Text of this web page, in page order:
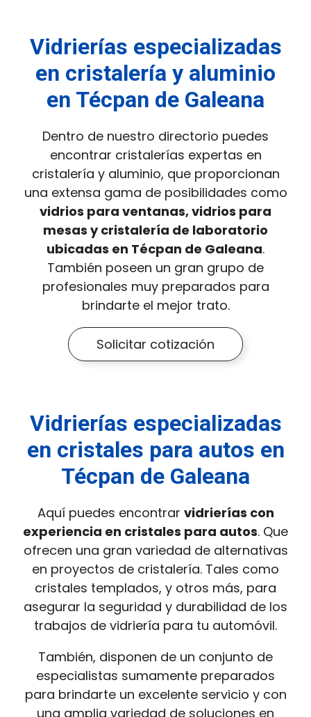
Vidrierías especializadas
en cristalería y aluminio
en Técpan de Galeana
Dentro de nuestro directorio puedes
encontrar cristalerías expertas en
cristalería y aluminio, que proporcionan
una extensa gama de posibilidades como
vidrios para ventanas, vidrios para
mesas y cristalería de laboratorio
ubicadas en Técpan de Galeana.
También poseen un gran grupo de
profesionales muy preparados para
brindarte el mejor trato.
Solicitar cotización
Vidrierías especializadas
en cristales para autos en
Técpan de Galeana
Aquí puedes encontrar vidrierías con
experiencia en cristales para autos. Que
ofrecen una gran variedad de alternativas
en proyectos de cristalería. Tales como
cristales templados, y otros más, para
asegurar la seguridad y durabilidad de los
trabajos de vidriería para tu automóvil.
También, disponen de un conjunto de
especialistas sumamente preparados
para brindarte un excelente servicio y con
una amplia variedad de soluciones en